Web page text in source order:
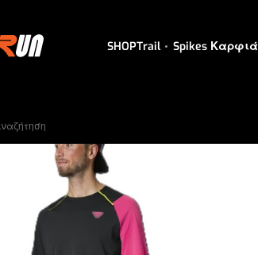
SHOPTrail Spikes Καρφιά